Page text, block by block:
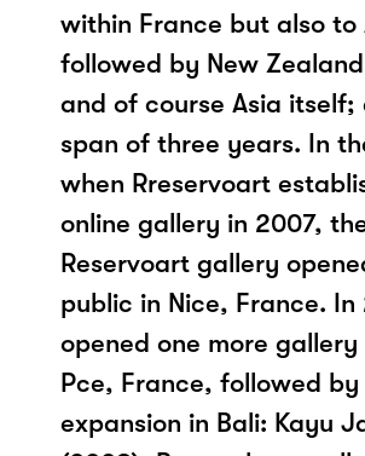
within France but also to
followed by New
and of course Asia itself;
span of three years. In
when Rreservoart
online gallery in 2007,
Reservoart gallery
public in Nice, France.
opened one more gallery
Pce, France, followed by
expansion in Bali: Kayu